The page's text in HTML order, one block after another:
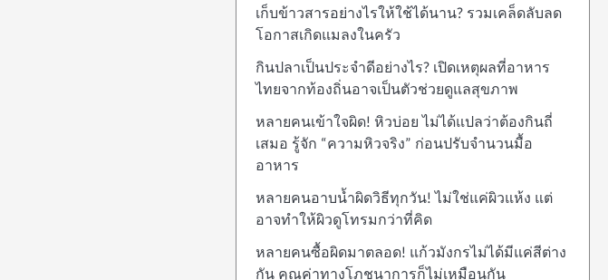
เก็บข้าวสารอย่างไรให้ใช้ได้นาน? รวมเคล็ดลับลด
โอกาสเกิดแมลงในครัว
กินปลาเป็นประจำดีอย่างไร? เปิดเหตุผลที่อาหาร
ไทยจากท้องถิ่นอาจเป็นตัวช่วยดูแลสุขภาพ
หลายคนเข้าใจผิด! หิวบ่อย ไม่ได้แปลว่าต้องกินถี่
เสมอ รู้จัก “ความหิวจริง” ก่อนปรับจำนวนมื้อ
อาหาร
หลายคนอาบน้ำผิดวิธีทุกวัน! ไม่ใช่แค่ผิวแห้ง แต่
อาจทำให้ผิวดูโทรมกว่าที่คิด
หลายคนซื้อผิดมาตลอด! แก้วมังกรไม่ได้มีแค่สีต่าง
กัน คุณค่าทางโภชนาการก็ไม่เหมือนกัน